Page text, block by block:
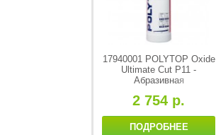
17940001 POLYTOP Oxide
Ultimate Cut P11 -
Абразивная
(P1500), 1L
2 754 р.
ПОДРОБНЕЕ